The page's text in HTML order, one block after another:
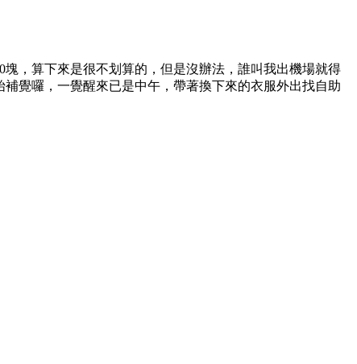
，算下來是很不划算的，但是沒辦法，誰叫我出機場就得
覺囉，一覺醒來已是中午，帶著換下來的衣服外出找自助